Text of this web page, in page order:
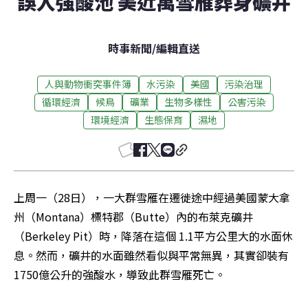
時事新聞/編輯直送
人與動物衝突事件簿 水污染 美國
污染治理
循環經濟
候鳥 礦業 生物多樣性
公害污染
環境經濟
生態保育 濕地
上周一（28日），一大群雪雁在遷徙途中經過美國蒙大拿
州（Montana）標特郡（Butte）內的布萊克礦井
（Berkeley Pit）時，降落在這個 1.1平方公里大的水面休
息。然而，礦井的水面雖然看似與平常無異，其實卻裝有
1750億公升的強酸水，導致此群雪雁死亡。